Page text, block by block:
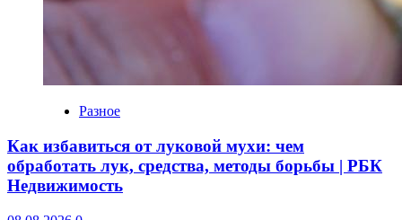
Разное
Как избавиться от луковой мухи: чем
обработать лук, средства, методы борьбы | РБК
Недвижимость